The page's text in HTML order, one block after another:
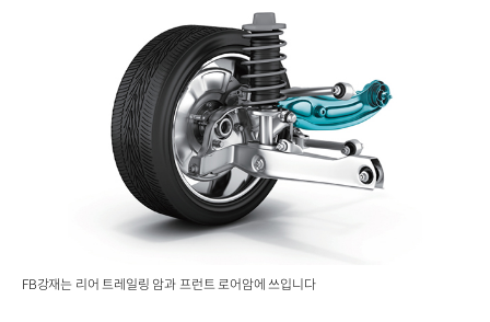
FB강재는 리어 트레일링 암과 프런트 로어암에 쓰입니다